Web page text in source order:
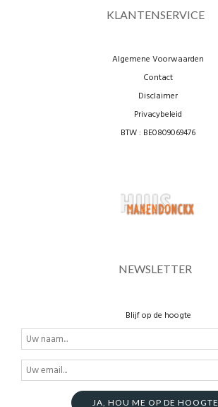
KLANTENSERVICE
Algemene Voorwaarden
Contact
Disclaimer
Privacybeleid
BTW : BE0809069476
NEWSLETTER
Blijf op de hoogte
JA, HOU ME OP DE HOOGTE